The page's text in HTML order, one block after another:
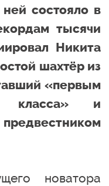
состояло в
тысячи
Никита
шахтёр из
«первым
класса» и
новатора